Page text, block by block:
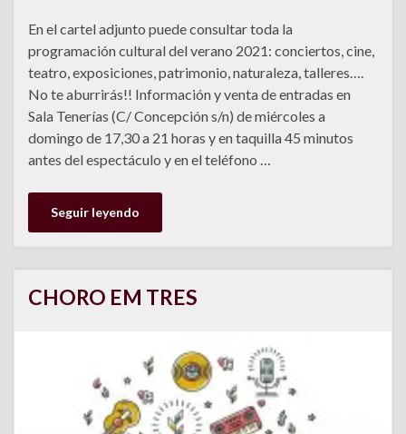
En el cartel adjunto puede consultar toda la
programación cultural del verano 2021: conciertos, cine,
teatro, exposiciones, patrimonio, naturaleza, talleres….
No te aburrirás!! Información y venta de entradas en
Sala Tenerías (C/ Concepción s/n) de miércoles a
domingo de 17,30 a 21 horas y en taquilla 45 minutos
antes del espectáculo y en el teléfono …
Seguir leyendo
CHORO EM TRES